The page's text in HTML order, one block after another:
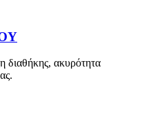
διαθήκης, ακυρότητα